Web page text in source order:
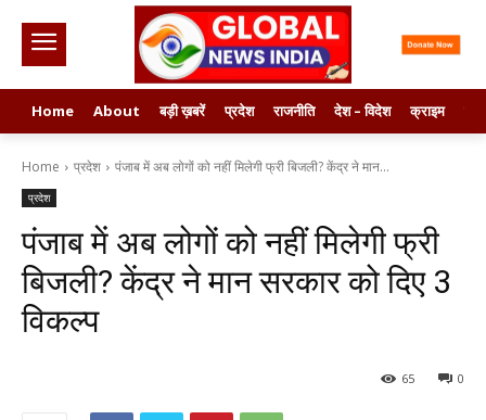
Home About बड़ी ख़बरें प्रदेश राजनीति देश – विदेश क्राइम
Home प्रदेश पंजाब में अब लोगों को नहीं मिलेगी फ्री बिजली? केंद्र ने मान...
प्रदेश
पंजाब में अब लोगों को नहीं मिलेगी फ्री
बिजली? केंद्र ने मान सरकार को दिए 3
विकल्प
0
65